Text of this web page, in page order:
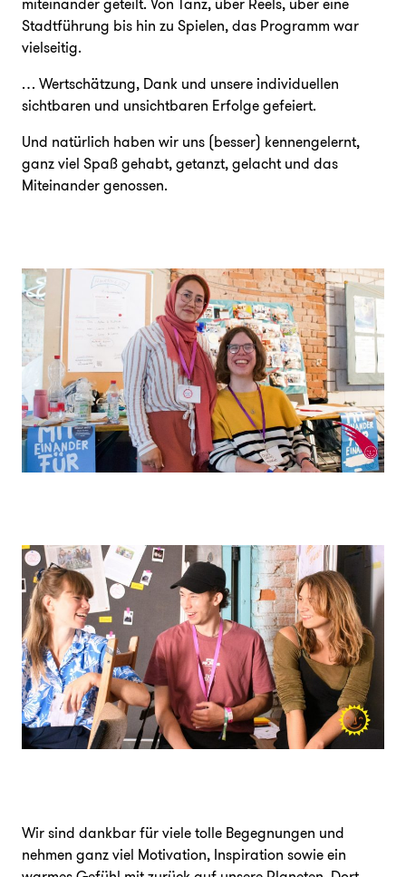
miteinander geteilt. Von Tanz, über Reels, über eine
Stadtführung bis hin zu Spielen, das Programm war
vielseitig.
… Wertschätzung, Dank und unsere individuellen
sichtbaren und unsichtbaren Erfolge gefeiert.
Und natürlich haben wir uns (besser) kennengelernt,
ganz viel Spaß gehabt, getanzt, gelacht und das
Miteinander genossen.
Wir sind dankbar für viele tolle Begegnungen und
nehmen ganz viel Motivation, Inspiration sowie ein